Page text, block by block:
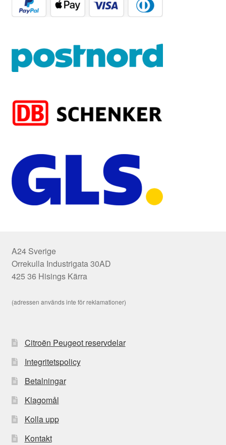
A24 Sverige
Orrekulla Industrigata 30AD
425 36 Hisings Kärra
(adressen används inte för reklamationer)
Citroën Peugeot reservdelar
Integritetspolicy
Betalningar
Klagomål
Kolla upp
Kontakt